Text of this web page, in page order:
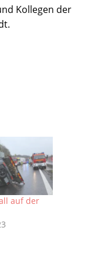
Kollegen der
auf der